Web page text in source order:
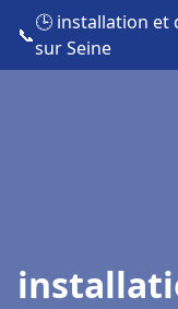
📞
🕒 installation et
sur Seine